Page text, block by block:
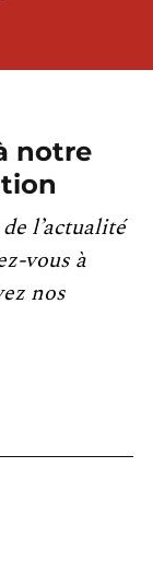
notre
l’actualité
vous à
nos